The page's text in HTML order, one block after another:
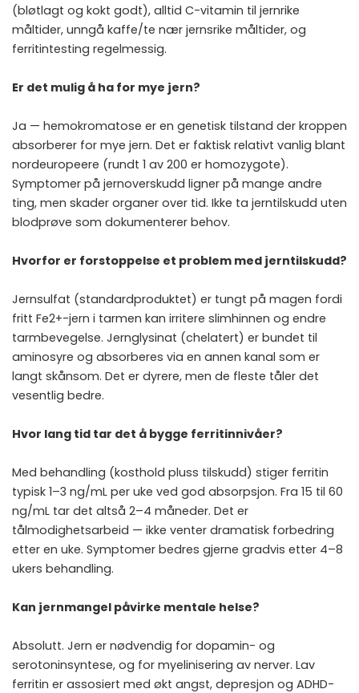
(bløtlagt og kokt godt), alltid C-vitamin til jernrike
måltider, unngå kaffe/te nær jernsrike måltider, og
ferritintesting regelmessig.
Er det mulig å ha for mye jern?
Ja — hemokromatose er en genetisk tilstand der kroppen
absorberer for mye jern. Det er faktisk relativt vanlig blant
nordeuropeere (rundt 1 av 200 er homozygote).
Symptomer på jernoverskudd ligner på mange andre
ting, men skader organer over tid. Ikke ta jerntilskudd uten
blodprøve som dokumenterer behov.
Hvorfor er forstoppelse et problem med jerntilskudd?
Jernsulfat (standardproduktet) er tungt på magen fordi
fritt Fe2+-jern i tarmen kan irritere slimhinnen og endre
tarmbevegelse. Jernglysinat (chelatert) er bundet til
aminosyre og absorberes via en annen kanal som er
langt skånsom. Det er dyrere, men de fleste tåler det
vesentlig bedre.
Hvor lang tid tar det å bygge ferritinnivåer?
Med behandling (kosthold pluss tilskudd) stiger ferritin
typisk 1–3 ng/mL per uke ved god absorpsjon. Fra 15 til 60
ng/mL tar det altså 2–4 måneder. Det er
tålmodighetsarbeid — ikke venter dramatisk forbedring
etter en uke. Symptomer bedres gjerne gradvis etter 4–8
ukers behandling.
Kan jernmangel påvirke mentale helse?
Absolutt. Jern er nødvendig for dopamin- og
serotoninsyntese, og for myelinisering av nerver. Lav
ferritin er assosiert med økt angst, depresjon og ADHD-